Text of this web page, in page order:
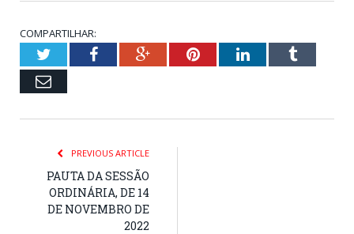
COMPARTILHAR:
TwitterFacebookGoogle+PinterestLinkedInTumblr
Email
PREVIOUS ARTICLE
PAUTA DA SESSÃO
ORDINÁRIA, DE 14
DE NOVEMBRO DE
2022